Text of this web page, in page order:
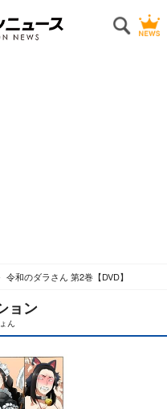
令和のダラさん 第2巻【DVD】
ョン
ん